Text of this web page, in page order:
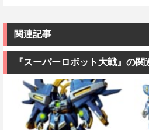
I〈Bunny
Style〉 全高約
ケール プラモ
デル
価格：¥11,000
機動戦士ガ
アリアル 1/
スケール 色
け済みプラモ
デル
価格：
関連記事
『スーパーロボット大戦』の関